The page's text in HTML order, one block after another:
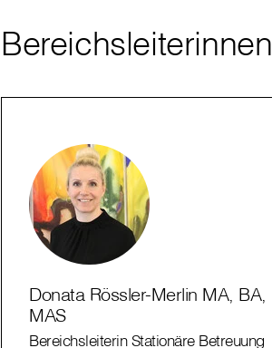
Bereichsleiterinnen
Donata Rössler-Merlin MA, BA,
MAS
Bereichsleiterin Stationäre Betreuung